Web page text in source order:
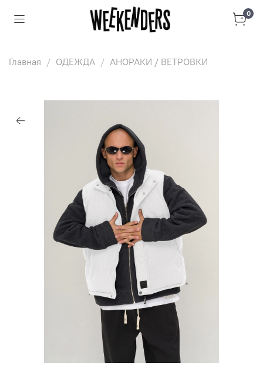
0
Главная ОДЕЖДА АНОРАКИ / ВЕТРОВКИ